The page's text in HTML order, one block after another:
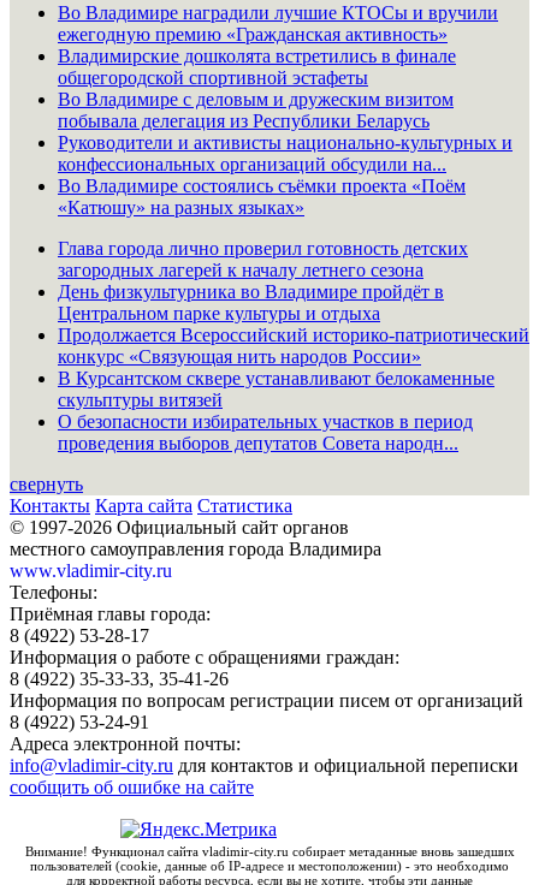
Во Владимире наградили лучшие КТОСы и вручили
ежегодную премию «Гражданская активность»
Владимирские дошколята встретились в финале
общегородской спортивной эстафеты
Во Владимире с деловым и дружеским визитом
побывала делегация из Республики Беларусь
Руководители и активисты национально-культурных и
конфессиональных организаций обсудили на...
Во Владимире состоялись съёмки проекта «Поём
«Катюшу» на разных языках»
Глава города лично проверил готовность детских
загородных лагерей к началу летнего сезона
День физкультурника во Владимире пройдёт в
Центральном парке культуры и отдыха
Продолжается Всероссийский историко-патриотический
конкурс «Связующая нить народов России»
В Курсантском сквере устанавливают белокаменные
скульптуры витязей
О безопасности избирательных участков в период
проведения выборов депутатов Совета народн...
свернуть
Контакты Карта сайта Статистика
© 1997-2026 Официальный сайт органов
местного самоуправления города Владимира
www.vladimir-city.ru
Телефоны:
Приёмная главы города:
8 (4922) 53-28-17
Информация о работе с обращениями граждан:
8 (4922) 35-33-33, 35-41-26
Информация по вопросам регистрации писем от организаций
8 (4922) 53-24-91
Адреса электронной почты:
info@vladimir-city.ru для контактов и официальной переписки
сообщить об ошибке на сайте
Внимание! Функционал сайта vladimir-city.ru собирает метаданные вновь зашедших
пользователей (cookie, данные об IP-адресе и местоположении) - это необходимо
для корректной работы ресурса, если вы не хотите, чтобы эти данные